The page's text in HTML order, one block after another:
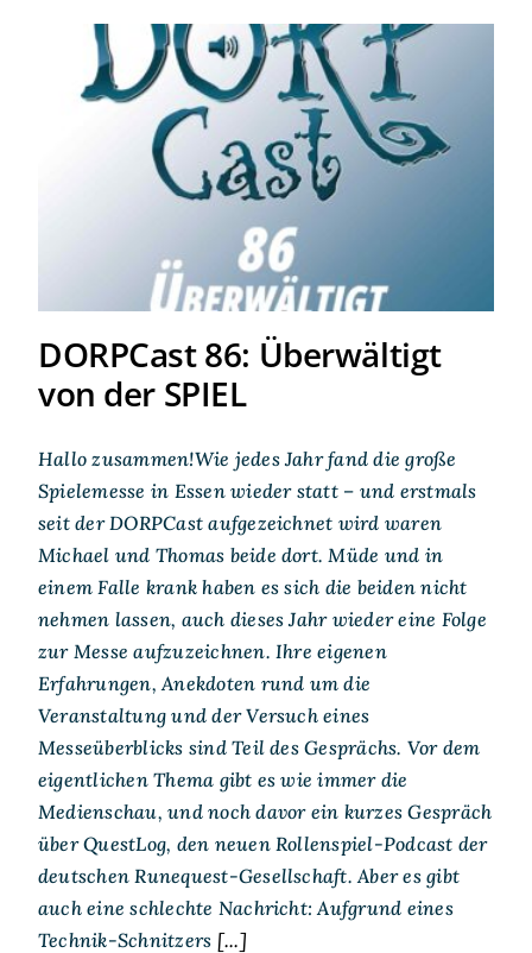
DORPCast 86: Überwältigt
von der SPIEL
DORPCast 86: Überwältigt
von der SPIEL
Hallo zusammen!Wie jedes Jahr fand die große
Spielemesse in Essen wieder statt – und erstmals
seit der DORPCast aufgezeichnet wird waren
Michael und Thomas beide dort. Müde und in
einem Falle krank haben es sich die beiden nicht
nehmen lassen, auch dieses Jahr wieder eine Folge
zur Messe aufzuzeichnen. Ihre eigenen
Erfahrungen, Anekdoten rund um die
Veranstaltung und der Versuch eines
Messeüberblicks sind Teil des Gesprächs. Vor dem
eigentlichen Thema gibt es wie immer die
Medienschau, und noch davor ein kurzes Gespräch
über QuestLog, den neuen Rollenspiel-Podcast der
deutschen Runequest-Gesellschaft. Aber es gibt
auch eine schlechte Nachricht: Aufgrund eines
Technik-Schnitzers [...]